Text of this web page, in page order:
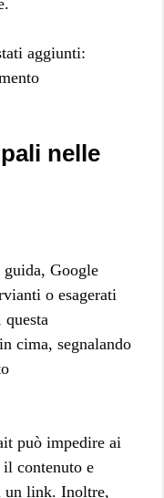
aggiunti:
nelle
Google
o esagerati
cima, segnalando
può impedire ai
contenuto e
un link. Inoltre,